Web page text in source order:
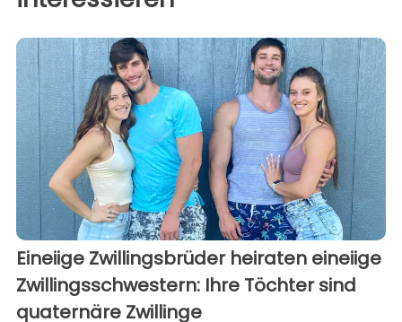
Eineiige Zwillingsbrüder heiraten eineiige
Zwillingsschwestern: Ihre Töchter sind
quaternäre Zwillinge